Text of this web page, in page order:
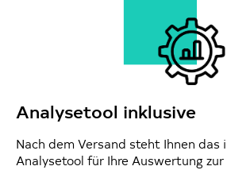
Analysetool inklusive
Nach dem Versand steht Ihnen das
Analysetool für Ihre Auswertung zur